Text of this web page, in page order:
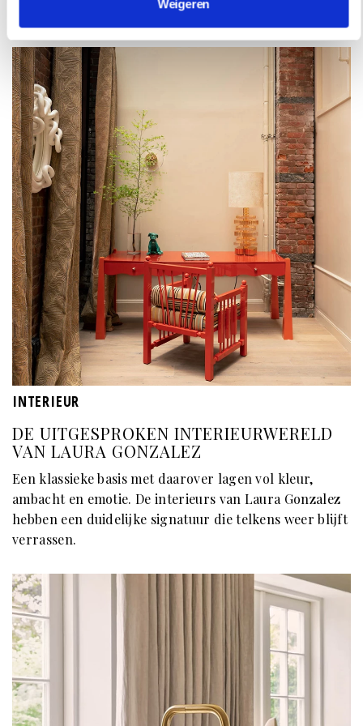
Weigeren
INTERIEUR
DE UITGESPROKEN INTERIEURWERELD
VAN LAURA GONZALEZ
Een klassieke basis met daarover lagen vol kleur,
ambacht en emotie. De interieurs van Laura Gonzalez
hebben een duidelijke signatuur die telkens weer blijft
verrassen.